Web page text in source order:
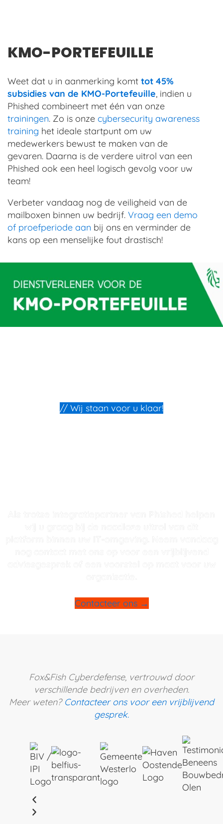
KMO-PORTEFEUILLE
Weet dat u in aanmerking komt tot 45%
subsidies van de KMO-Portefeuille, indien u
Phished combineert met één van onze
trainingen. Zo is onze cybersecurity awareness
training het ideale startpunt om uw
medewerkers bewust te maken van de
gevaren. Daarna is de verdere uitrol van een
Phished ook een heel logisch gevolg voor uw
team!
Verbeter vandaag nog de veiligheid van de
mailboxen binnen uw bedrijf. Vraag een demo
of proefperiode aan bij ons en verminder de
kans op een menselijke fout drastisch!
// Wij staan voor u klaar!
Contacteer ons →
Fox&Fish Cyberdefense, vertrouwd door
verschillende bedrijven en overheden.
Meer weten? Contacteer ons voor een vrijblijvend
gesprek.